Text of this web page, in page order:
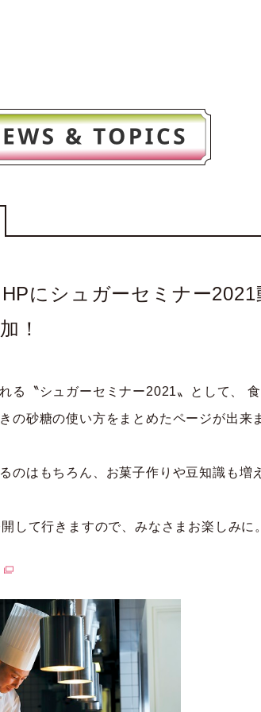
にシュガーセミナー2021
！
る〝シュガーセミナー2021〟として、
の砂糖の使い方をまとめたページが出来
のはもちろん、お菓子作りや豆知識も増
して行きますので、みなさまお楽しみに。